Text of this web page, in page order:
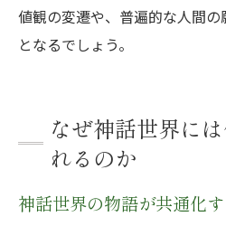
値観の変遷や、普遍的な人間
となるでしょう。
なぜ神話世界に
れるのか
神話世界の物語が共通化